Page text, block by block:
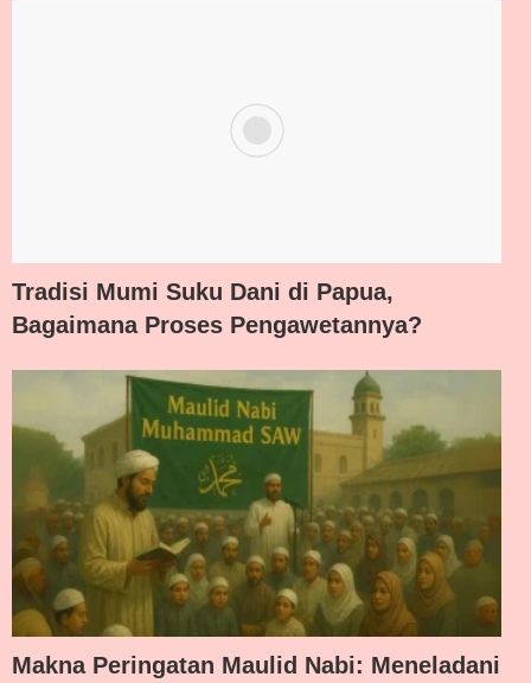
Tradisi Mumi Suku Dani di Papua,
Bagaimana Proses Pengawetannya?
Makna Peringatan Maulid Nabi: Meneladani